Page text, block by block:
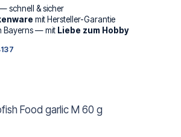
schnell & sicher
mit Hersteller-Garantie
Bayerns — mit Liebe zum Hobby
Food garlic M 60 g